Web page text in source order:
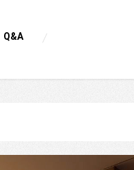
Q&A